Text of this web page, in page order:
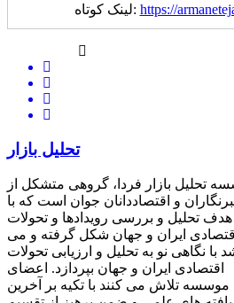
لینک کوتاه: https://
تحلیل بازار
تحلیل بازار فردا، گروهی متشکل از
و اقتصاددانان جوان است که با
هدف تحلیل و بررسی رویدادها و تحولات
اقتصادی ایران و جهان شکل گرفته و می
با نگاهی نو به تحلیل و ارزیابی تحولات
اقتصادی ایران و جهان بپردازد. اعضای
موسسه تلاش می کنند با تکیه بر آخرین